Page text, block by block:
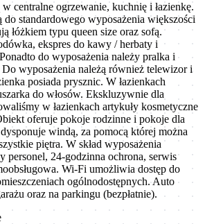
centralne ogrzewanie, kuchnię i łazienkę.
do standardowego wyposażenia większości
łóżkiem typu queen size oraz sofą.
ekspres do kawy / herbaty i
do wyposażenia należy pralka i
wyposażenia należą również telewizor i
posiada prysznic. W łazienkach
do włosów. Ekskluzywnie dla
w łazienkach artykuły kosmetyczne
oferuje pokoje rodzinne i pokoje dla
windą, za pomocą której można
piętra. W skład wyposażenia
personel, 24-godzinna ochrona, serwis
Wi-Fi umożliwia dostęp do
ogólnodostępnych. Auto
oraz na parkingu (bezpłatnie).